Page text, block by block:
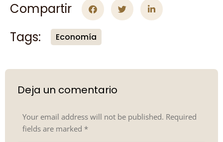
Compartir
Tags:
Economía
Deja un comentario
Your email address will not be published. Required
fields are marked *